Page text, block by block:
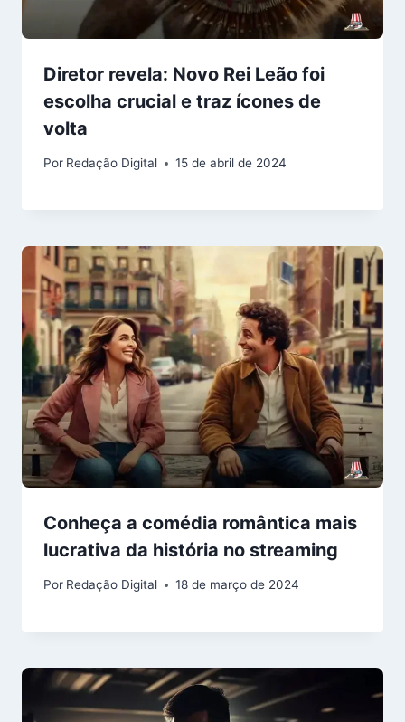
Diretor revela: Novo Rei Leão foi
escolha crucial e traz ícones de
volta
Por Redação Digital 15 de abril de 2024
Conheça a comédia romântica mais
lucrativa da história no streaming
Por Redação Digital 18 de março de 2024